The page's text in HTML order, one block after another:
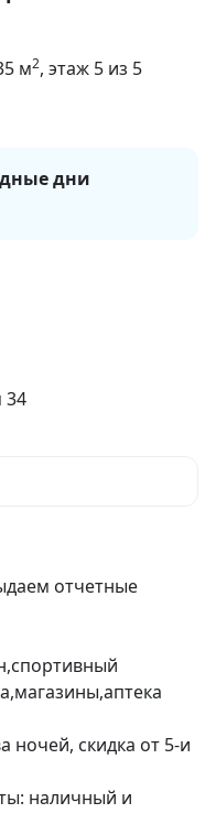
м2, этаж 5 из 5
дни
34
отчетные
ночей, скидка от 5-и
наличный и